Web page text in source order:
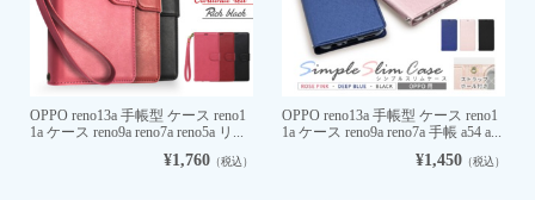
OPPO reno13a 手帳型 ケース reno1
1a ケース reno9a reno7a reno5a リ...
¥1,760（税込）
OPPO reno13a 手帳型 ケース reno1
1a ケース reno9a reno7a 手帳 a54 a...
¥1,450 （税込）